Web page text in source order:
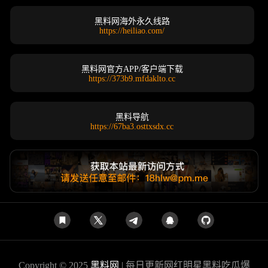
黑料网海外永久线路
https://heiliao.com/
黑料网官方APP/客户端下载
https://373b9.mfdaklto.cc
黑料导航
https://67ba3.osttxsdx.cc
Copyright © 2025 黑料网 | 每日更新网红明星黑料吃瓜爆